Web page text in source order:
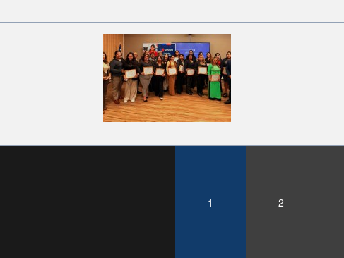
1 2